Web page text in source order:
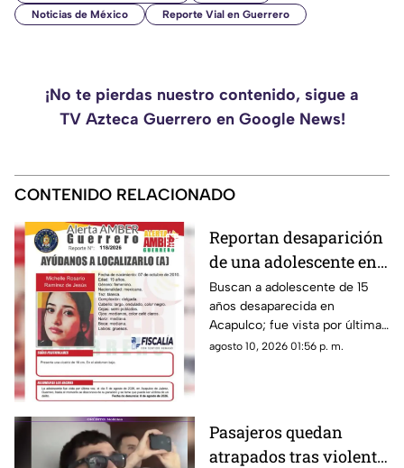
Noticias de México
Reporte Vial en Guerrero
¡No te pierdas nuestro contenido, sigue a
TV Azteca Guerrero en Google News!
CONTENIDO RELACIONADO
Reportan desaparición
de una adolescente en
Acapulco; esto se sabe
Buscan a adolescente de 15
años desaparecida en
Acapulco; fue vista por última
vez el 5 de agosto y temen por
agosto 10, 2026 01:56 p. m.
Pasajeros quedan
atrapados tras violento